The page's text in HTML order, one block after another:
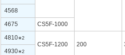
4568
4675
CS5F-1000
4810∗2
CS5F-1200 200
4930∗2